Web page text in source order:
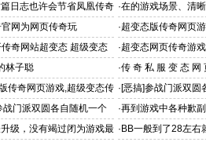
日志也许会节省凤凰传奇 ·在的游戏场景、清
网为网页传奇玩 ·超变态版传奇网页
奇网站超变态 超级变态
·超变态网页传奇游
林子聪 ·传 奇 私 服 变 态 网
传奇网页游戏,超级变态传 ·[恶搞]参战门派双圆
诞死躲
门派双圆各自随机一个
·再到游戏中各种歉
级，没有竭过闭为游戏最 · BB一般到了28左右